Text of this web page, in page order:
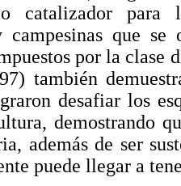
catalizador para
campesinas que se
por la clase
también
desafiar los
demostrando
además de ser
puede llegar a